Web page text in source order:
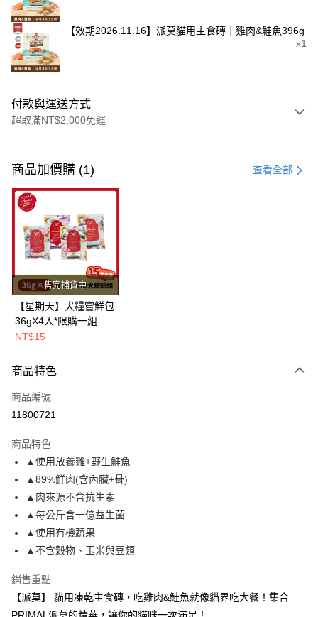
【效期2026.11.16】派莫貓用主食磚｜雞肉&鮭魚396g
x1
付款與運送方式
超取滿NT$2,000免運
信用卡一次付款
超商取貨付款
LINE Pay
Apple Pay
街口支付
悠遊付
Google Pay
AFTEE先享後付
相關說明
【關於「AFTEE先享後付」】
便利好安心！
１．簡單：不需註冊會員、不需綁卡、不需儲值。
２．便利：只要手機號碼，簡訊認證，即可結帳。
３．安心：先確認商品／服務後，再付款。
【「AFTEE先享後付」結帳流程】
１．於結帳方式選擇「AFTEE先享後付」後，將跳轉至「AFTEE先享後付」
結帳頁面，進行簡訊認證並確認金額後，即可完成結帳。
２．訂單成立數日內，您將收到繳費通知簡訊。
３．收到繳費通知簡訊後14天內，點擊此簡訊中的連結，可透過四大超商／
※ 請注意：結帳手續完成當下不需立刻繳費，但若您需要取消訂單，請聯絡
購買商品的店家。未經商家同意取消之訂單仍視為有效，需透過AFTEE先享
後付繳納相關費用。
ATM付款
運送方式
全家取貨付款
每筆NT$80，滿NT$2,000(含以上)免運費
付款後全家取貨
每筆NT$80，滿NT$2,000(含以上)免運費
每筆NT$80，滿NT$2,000(含以上)免運費
商品加價購 (1) 查看全部
售完補貨中
【星期天】犬糧嘗鮮包
36gX4入*限購一組｜
鱈+鮭+牛+羊（效期
NT$15
商品特色
商品編號
11800721
商品特色
▲使用放養雞+野生鮭魚
▲89%鮮肉(含內臟+骨)
▲肉來源不含抗生素
▲每公斤含一億益生菌
▲使用有機蔬果
▲不含穀物、玉米與豆類
銷售重點
【派莫】 貓用凍乾主食磚，吃雞肉&鮭魚就像貓界吃大餐！集合
PRIMAL派莫的精華，讓你的貓咪一次滿足！